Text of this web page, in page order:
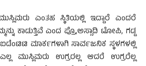
ಎಂತಹ ಸ್ಥಿತಿಯಲ್ಲಿ ಇದ್ದಾರೆ ಎಂದರೆ
ಕಾಡುತ್ತಿವೆ ಎಂದ ಪ್ರೊ,ಅಸ್ಸಾದಿ ಟೋಪಿ, ಗಡ್ಡ
ಮಾರ್ಕಗಳಾಗಿ ಸಾರ್ವಜನಿಕ ಸ್ಥಳಗಳಲ್ಲಿ
ಮುಸ್ಲಿಮರು ಉಗ್ರರಲ್ಲ ಆದರೆ ಉಗ್ರರೆಲ್ಲ